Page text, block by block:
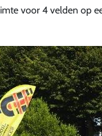
voor 4 velden op